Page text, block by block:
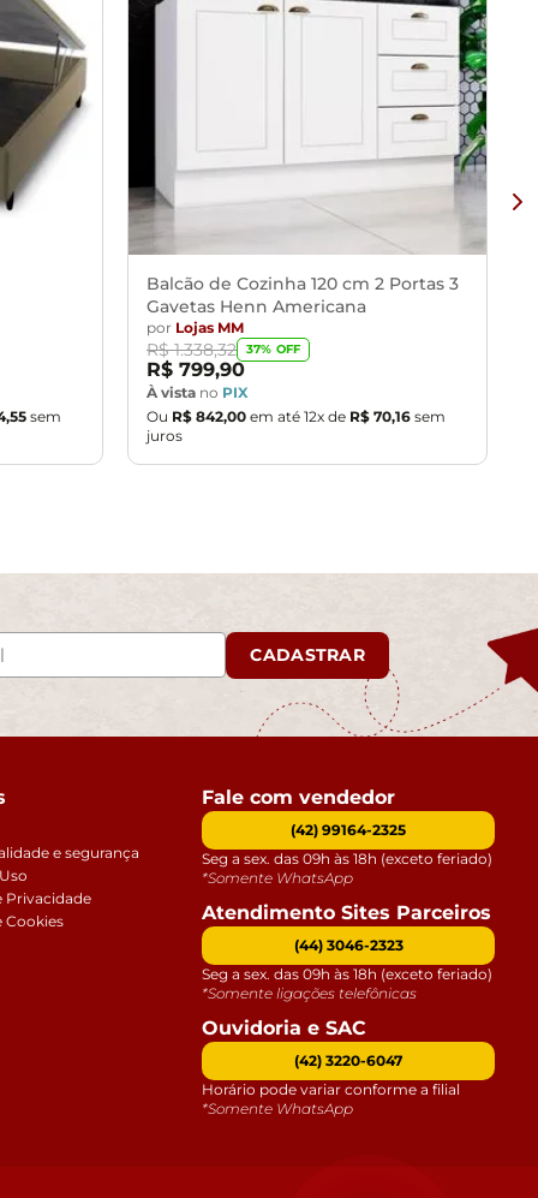
,55 sem
Balcão de Cozinha 120 cm 2 Portas 3
Gavetas Henn Americana
por Lojas MM
R$ 1.338,32 37% OFF
R$ 799,90
À vista no PIX
Ou R$ 842,00 em até 12x de R$ 70,16 sem
juros
CADASTRAR
e segurança
Privacidade
Cookies
Fale com vendedor
(42) 99164-2325
Seg a sex. das 09h às 18h (exceto feriado)
*Somente WhatsApp
Atendimento Sites Parceiros
(44) 3046-2323
Seg a sex. das 09h às 18h (exceto feriado)
*Somente ligações telefônicas
Ouvidoria e SAC
(42) 3220-6047
Horário pode variar conforme a filial
*Somente WhatsApp